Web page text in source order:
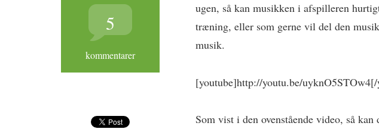
5
kommentarer
ugen, så kan musikken i afspilleren
træning, eller som gerne vil del den
musik.
[youtube]http://youtu.be/
Som vist i den ovenstående video, så